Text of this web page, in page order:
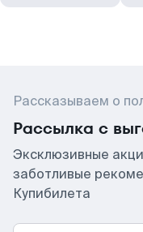
Рассказываем о
Рассылка с
Эксклюзивные
заботливые
Купибилета